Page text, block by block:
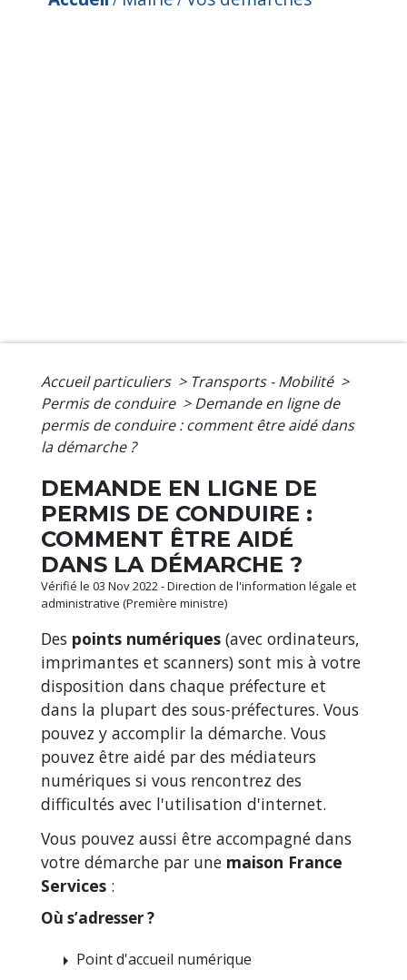
Accueil particuliers > Transports - Mobilité >
Permis de conduire > Demande en ligne de
permis de conduire : comment être aidé dans
la démarche ?
DEMANDE EN LIGNE DE
PERMIS DE CONDUIRE :
COMMENT ÊTRE AIDÉ
DANS LA DÉMARCHE ?
Vérifié le 03 Nov 2022 - Direction de l'information légale et
administrative (Première ministre)
Des points numériques (avec ordinateurs,
imprimantes et scanners) sont mis à votre
disposition dans chaque préfecture et
dans la plupart des sous-préfectures. Vous
pouvez y accomplir la démarche. Vous
pouvez être aidé par des médiateurs
numériques si vous rencontrez des
difficultés avec l'utilisation d'internet.
Vous pouvez aussi être accompagné dans
votre démarche par une maison France
Services :
Où s’adresser ?
arrow_right Point d'accueil numérique